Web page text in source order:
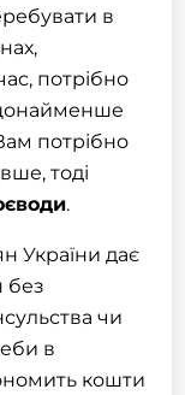
в
потрібно
потрібно
тоді
.
України дає
без
чи
в
кошти